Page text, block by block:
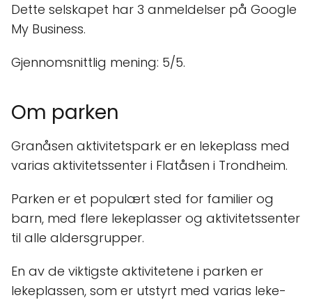
Dette selskapet har 3 anmeldelser på Google
My Business.
Gjennomsnittlig mening: 5/5.
Om parken
Granåsen aktivitetspark er en lekeplass med
varias aktivitetssenter i Flatåsen i Trondheim.
Parken er et populært sted for familier og
barn, med flere lekeplasser og aktivitetssenter
til alle aldersgrupper.
En av de viktigste aktivitetene i parken er
lekeplassen, som er utstyrt med varias leke-